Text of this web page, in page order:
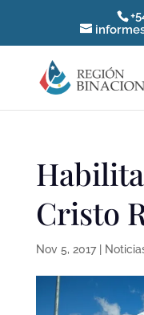
Cristo
Nov 5, 2017|